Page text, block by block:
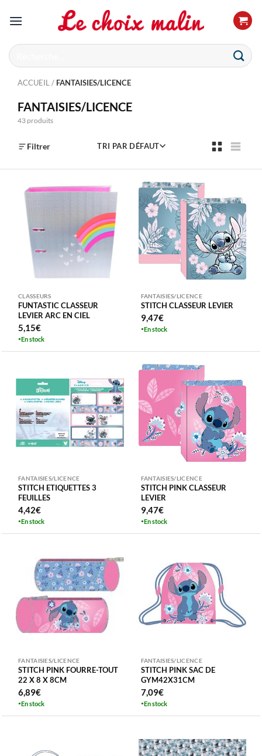
Recherche
pour :
ACCUEIL / FANTAISIES/LICENCE
FANTAISIES/LICENCE
43 produits
Filtrer TRI PAR DÉFAUT
CLASSEURS
FUNTASTIC CLASSEUR
LEVIER ARC EN CIEL
5,15€
En stock
FANTAISIES/LICENCE
STITCH CLASSEUR LEVIER
9,47€
En stock
FANTAISIES/LICENCE
STITCH ETIQUETTES 3
FEUILLES
4,42€
En stock
FANTAISIES/LICENCE
STITCH PINK CLASSEUR
LEVIER
9,47€
En stock
FANTAISIES/LICENCE
STITCH PINK FOURRE-TOUT
22 X 8 X 8CM
6,89€
En stock
FANTAISIES/LICENCE
STITCH PINK SAC DE
GYM42X31CM
7,09€
En stock